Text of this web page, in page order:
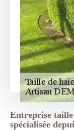
Entreprise
spécialisée